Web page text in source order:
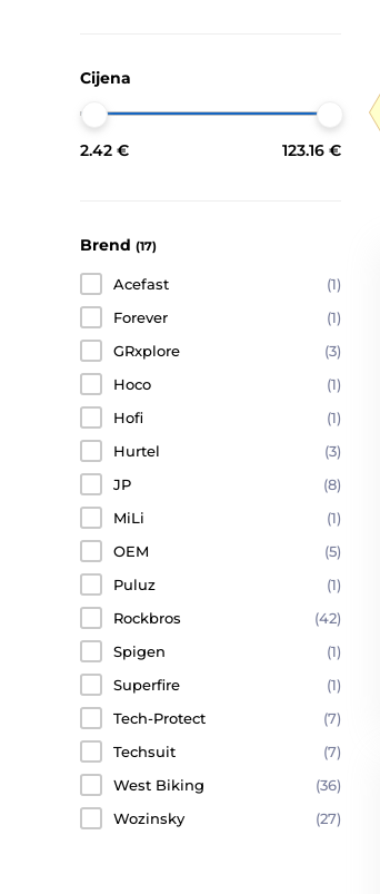
Cijena
2.42 € 123.16 €
Brend (17)
Acefast
(1)
Forever
(1)
GRxplore
(3)
Hoco
(1)
Hofi
(1)
Hurtel
(3)
JP
(8)
MiLi
(1)
OEM
(5)
Puluz
(1)
Rockbros
(42)
Spigen
(1)
Superfire
(1)
Tech-Protect
(7)
Techsuit
(7)
West Biking
(36)
Wozinsky
(27)